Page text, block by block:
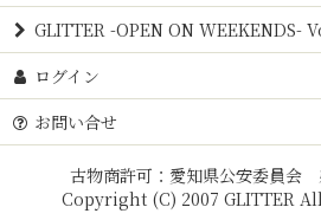
GLITTER -OPEN ON WEEKENDS-
ログイン
お問い合せ
古物商許可：愛知県公安委員会
Copyright (C) 2007 GLITTER